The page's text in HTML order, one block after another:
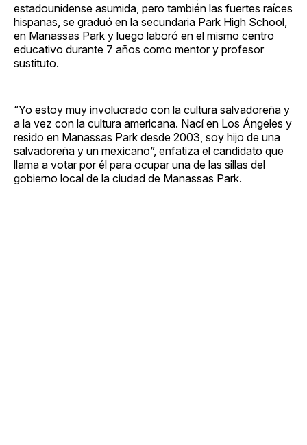
estadounidense asumida, pero también las fuertes raíces
hispanas, se graduó en la secundaria Park High School,
en Manassas Park y luego laboró en el mismo centro
educativo durante 7 años como mentor y profesor
sustituto.
“Yo estoy muy involucrado con la cultura salvadoreña y
a la vez con la cultura americana. Nací en Los Ángeles y
resido en Manassas Park desde 2003, soy hijo de una
salvadoreña y un mexicano”, enfatiza el candidato que
llama a votar por él para ocupar una de las sillas del
gobierno local de la ciudad de Manassas Park.